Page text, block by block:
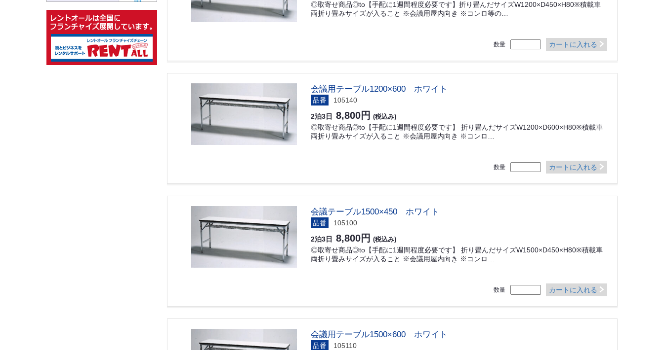
◎取寄せ商品◎to【手配に1週間程度必要です】折り畳んだサイズW1200×D450×H80※積載車
両折り畳みサイズが入ること ※会議用屋内向き ※コンロ等の…
数量 カートに入れる
会議用テーブル1200×600 ホワイト
品番 105140
2泊3日 8,800円 (税込み)
◎取寄せ商品◎to【手配に1週間程度必要です】 折り畳んだサイズW1200×D600×H80※積載車
両折り畳みサイズが入ること ※会議用屋内向き ※コンロ…
数量 カートに入れる
会議テーブル1500×450 ホワイト
品番 105100
2泊3日 8,800円 (税込み)
◎取寄せ商品◎to【手配に1週間程度必要です】 折り畳んだサイズW1500×D450×H80※積載車
両折り畳みサイズが入ること ※会議用屋内向き ※コンロ…
数量 カートに入れる
会議用テーブル1500×600 ホワイト
品番 105110